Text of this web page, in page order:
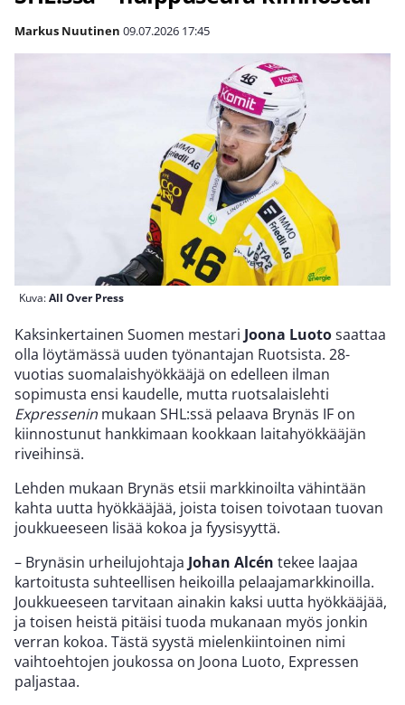
Markus Nuutinen 09.07.2026 17:45
Kuva:All Over Press
Kaksinkertainen Suomen mestari Joona Luotosaattaa
olla löytämässä uuden työnantajan Ruotsista. 28-
vuotias suomalaishyökkääjä on edelleen ilman
sopimusta ensi kaudelle, mutta ruotsalaislehti
Expressenin mukaan SHL:ssä pelaava Brynäs IF on
kiinnostunut hankkimaan kookkaan laitahyökkääjän
riveihinsä.
Lehden mukaan Brynäs etsii markkinoilta vähintään
kahta uutta hyökkääjää, joista toisen toivotaan tuovan
joukkueeseen lisää kokoa ja fyysisyyttä.
– Brynäsin urheilujohtaja Johan Alcén tekee laajaa
kartoitusta suhteellisen heikoilla pelaajamarkkinoilla.
Joukkueeseen tarvitaan ainakin kaksi uutta hyökkääjää,
ja toisen heistä pitäisi tuoda mukanaan myös jonkin
verran kokoa. Tästä syystä mielenkiintoinen nimi
vaihtoehtojen joukossa on Joona Luoto, Expressen
paljastaa.